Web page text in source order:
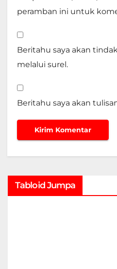
peramban ini untuk
Beritahu saya akan
melalui surel.
Beritahu saya akan
Tabloid Jumpa